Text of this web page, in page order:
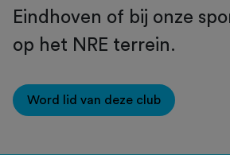
Eindhoven of bij onze
op het NRE terrein.
Word lid van deze club